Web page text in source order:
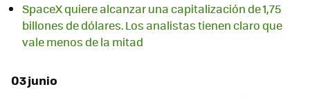
SpaceX quiere alcanzar una capitalización de 1,75
billones de dólares. Los analistas tienen claro que
vale menos de la mitad
03 junio